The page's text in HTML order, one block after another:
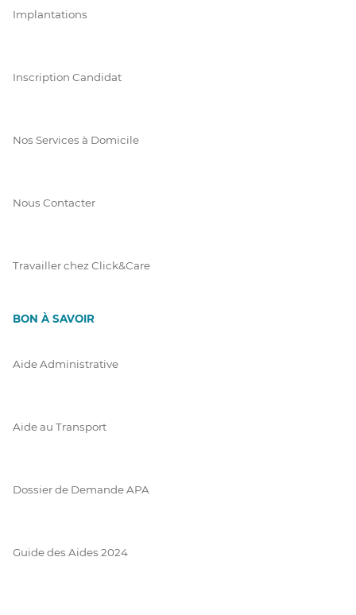
Implantations
Inscription Candidat
Nos Services à Domicile
Nous Contacter
Travailler chez Click&Care
BON À SAVOIR
Aide Administrative
Aide au Transport
Dossier de Demande APA
Guide des Aides 2024